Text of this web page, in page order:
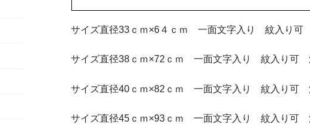
サイズ直径33ｃｍ×6４ｃｍ 一面文字入り 紋入り可
サイズ直径38ｃｍ×72ｃｍ 一面文字入り 紋入り可
サイズ直径40ｃｍ×82ｃｍ 一面文字入り 紋入り可
サイズ直径45ｃｍ×93ｃｍ 一面文字入り 紋入り可